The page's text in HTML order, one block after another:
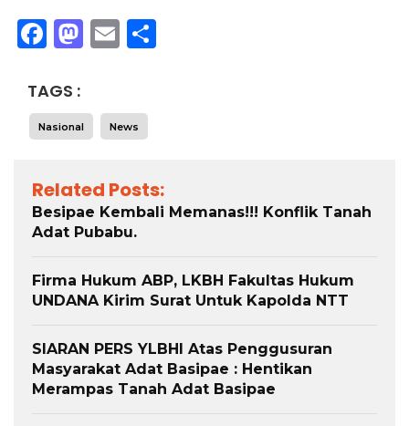
Facebook
Mastodon
Email
TAGS :
Nasional News
Related Posts:
Besipae Kembali Memanas!!! Konflik Tanah
Adat Pubabu.
Firma Hukum ABP, LKBH Fakultas Hukum
UNDANA Kirim Surat Untuk Kapolda NTT
SIARAN PERS YLBHI Atas Penggusuran
Masyarakat Adat Basipae : Hentikan
Merampas Tanah Adat Basipae